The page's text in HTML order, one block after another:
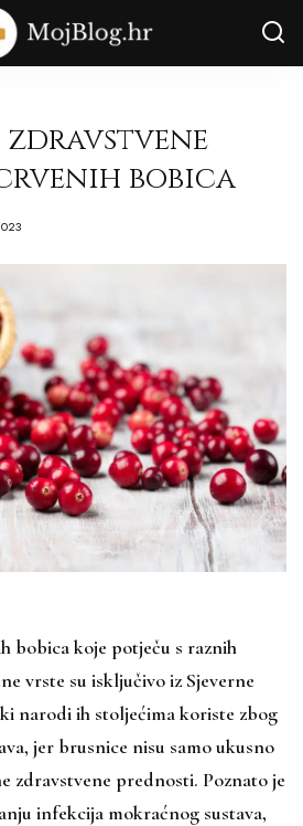
zdravstvene
bobica
bobica koje potječu s raznih
vrste su isključivo iz Sjeverne
narodi ih stoljećima koriste zbog
jer brusnice nisu samo ukusno
zdravstvene prednosti. Poznato je
infekcija mokraćnog sustava,